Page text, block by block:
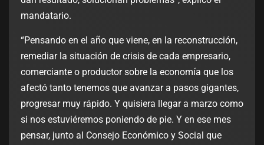
mandatario.
“Pensando en el año que viene, en la reconstrucción,
remediar la situación de crisis de cada empresario,
comerciante o productor sobre la economía que los
afectó tanto tenemos que avanzar a pasos gigantes,
progresar muy rápido. Y quisiera llegar a marzo como
si nos estuviéremos poniendo de pie. Y en ese mes
pensar, junto al Consejo Económico y Social que